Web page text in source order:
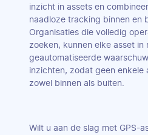
inzicht in assets en
naadloze tracking binnen en
Organisaties die volledig
zoeken, kunnen elke asset in
geautomatiseerde
inzichten, zodat geen enkele
zowel binnen als buiten.
Wilt u aan de slag met GPS-